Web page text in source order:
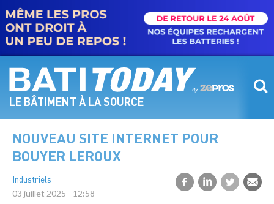
contenu
principal
LE BÂTIMENT À LA SOURCE
NOUVEAU SITE INTERNET POUR
BOUYER LEROUX
Industriels
03 juillet 2025 - 12:58